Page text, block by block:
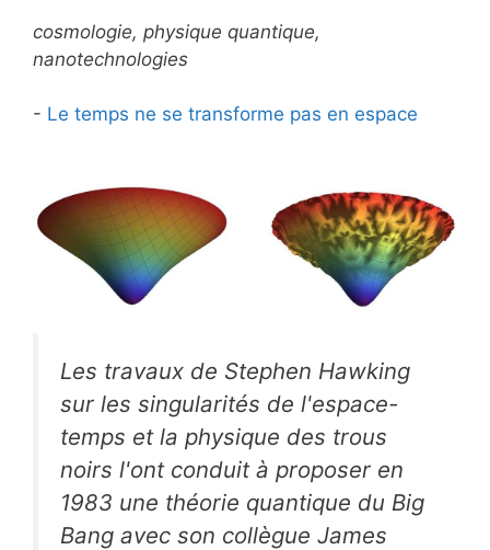
cosmologie, physique quantique,
nanotechnologies
- Le temps ne se transforme pas en espace
Les travaux de Stephen Hawking
sur les singularités de l'espace-
temps et la physique des trous
noirs l'ont conduit à proposer en
1983 une théorie quantique du Big
Bang avec son collègue James